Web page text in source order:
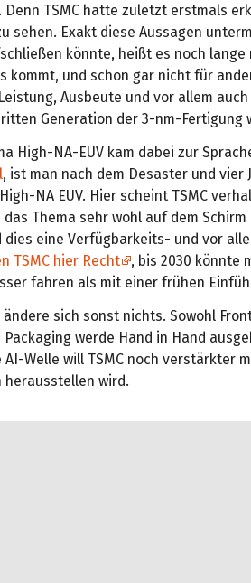
Denn TSMC hatte zuletzt erstmals
sehen. Exakt diese Aussagen
könnte, heißt es noch lange
kommt, und schon gar nicht für
Ausbeute und vor allem
Generation der 3-nm-Fertigung
High-NA-EUV kam dabei zur
, ist man nach dem Desaster und vier
NA EUV. Hier scheint TSMC
das Thema sehr wohl auf dem
dies eine Verfügbarkeits- und vor
TSMC hier Recht
, bis 2030 könnte
fahren als mit einer frühen
ändere sich sonst nichts. Sowohl
werde Hand in Hand
Welle will TSMC noch verstärkter
herausstellen wird.